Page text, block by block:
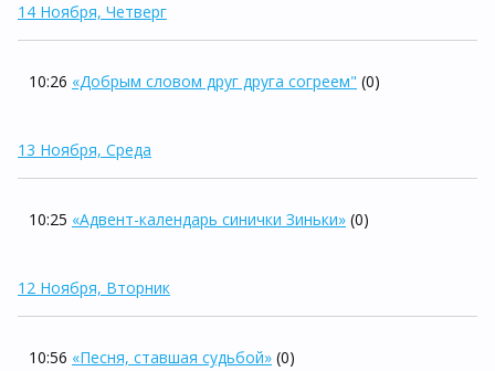
14 Ноября, Четверг
10:26 «Добрым словом друг друга согреем" (0)
13 Ноября, Среда
10:25 «Адвент-календарь синички Зиньки» (0)
12 Ноября, Вторник
10:56 «Песня, ставшая судьбой» (0)